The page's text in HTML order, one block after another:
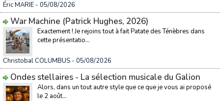
Éric MARIE - 05/08/2026
War Machine (Patrick Hughes, 2026)
Exactement ! Je rejoins tout à fait Patate des Ténèbres dans
cette présentatio...
Christobal COLUMBUS - 05/08/2026
Ondes stellaires - La sélection musicale du Galion
Alors, dans un tout autre style que ce que je vous ai proposé
le 2 août...